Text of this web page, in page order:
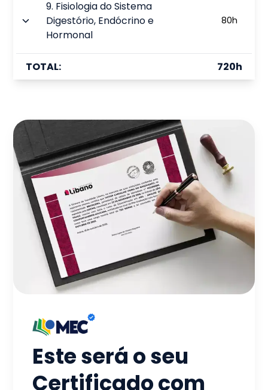
9. Fisiologia do Sistema
Digestório, Endócrino e
Hormonal
80h
TOTAL: 720h
Este será o seu
Certificado com